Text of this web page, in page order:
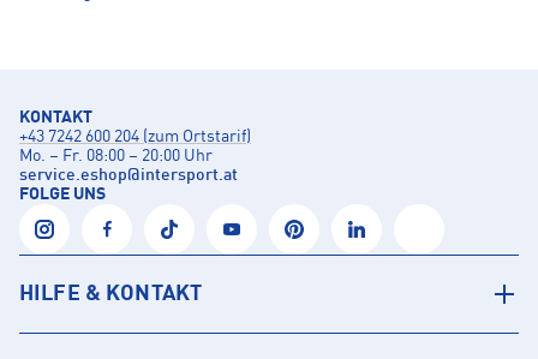
KONTAKT
+43 7242 600 204 (zum Ortstarif)
Mo. – Fr. 08:00 – 20:00 Uhr
service.eshop@intersport.at
FOLGE UNS
HILFE & KONTAKT